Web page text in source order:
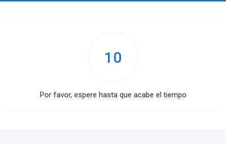
10
Por favor, espere hasta que acabe el tiempo